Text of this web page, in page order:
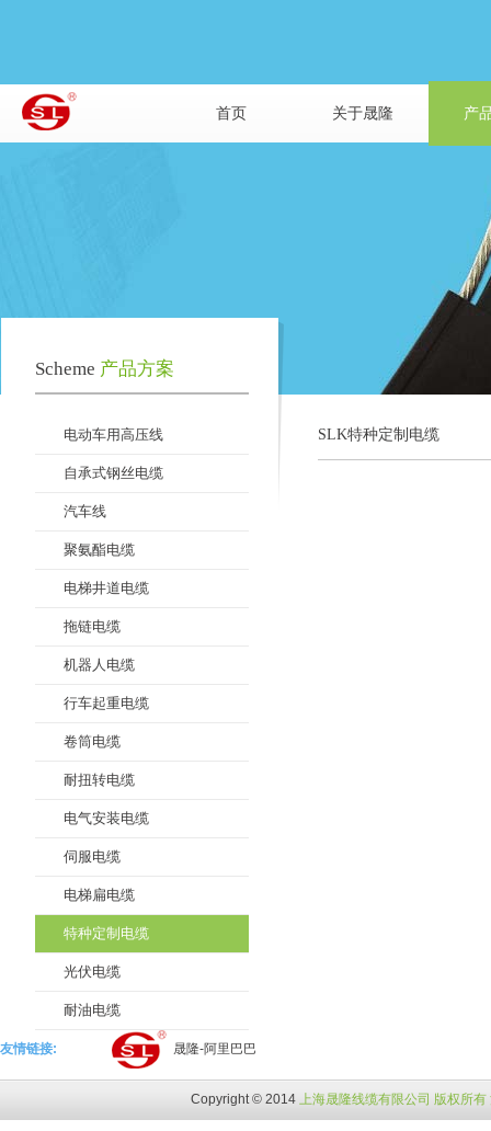
首页 关于晟隆 产
Scheme 产品方案
电动车用高压线
自承式钢丝电缆
汽车线
聚氨酯电缆
电梯井道电缆
拖链电缆
机器人电缆
行车起重电缆
卷筒电缆
耐扭转电缆
电气安装电缆
伺服电缆
电梯扁电缆
特种定制电缆
光伏电缆
耐油电缆
SLK特种定制电缆
友情链接: 晟隆-阿里巴巴
Copyright © 2014上海晟隆线缆有限公司 版权所